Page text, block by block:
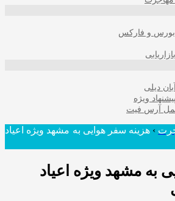
بورس و فارکس
دیلی
ویژه
آرس فیت
› هزینه سفر هوایی به مشهد ویژه اعیاد
به مشهد ویژه اعیاد